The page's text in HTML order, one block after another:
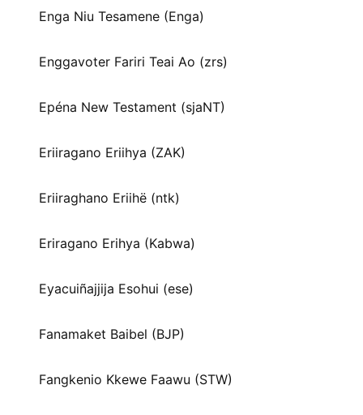
Enga Niu Tesamene (Enga)
Enggavoter Fariri Teai Ao (zrs)
Epéna New Testament (sjaNT)
Eriiragano Eriihya (ZAK)
Eriiraghano Eriihë (ntk)
Eriragano Erihya (Kabwa)
Eyacuiñajjija Esohui (ese)
Fanamaket Baibel (BJP)
Fangkenio Kkewe Faawu (STW)